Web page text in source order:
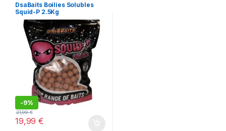
DsaBaits Boilies Solubles
Squid-P 2.5Kg
-9%
19,99€
21,99€